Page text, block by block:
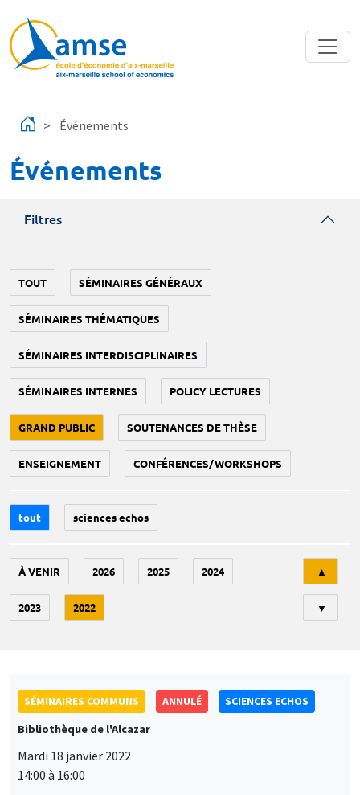
Événements
Événements
Filtres
TOUT SÉMINAIRES GÉNÉRAUX
SÉMINAIRES THÉMATIQUES
SÉMINAIRES INTERDISCIPLINAIRES
SÉMINAIRES INTERNES POLICY LECTURES
GRAND PUBLIC SOUTENANCES DE THÈSE
ENSEIGNEMENT CONFÉRENCES/WORKSHOPS
tout sciences echos
À VENIR 2026 2025 2024
2023 2022
▲
▼
SÉMINAIRES COMMUNS ANNULÉ
SCIENCES ECHOS
Bibliothèque de l'Alcazar
Mardi 18 janvier 2022
14:00 à 16:00